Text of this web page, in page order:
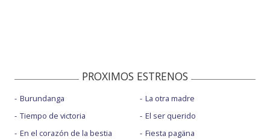
PROXIMOS ESTRENOS
Burundanga
Tiempo de victoria
En el corazón de la bestia
La otra madre
El ser querido
Fiesta pagäna